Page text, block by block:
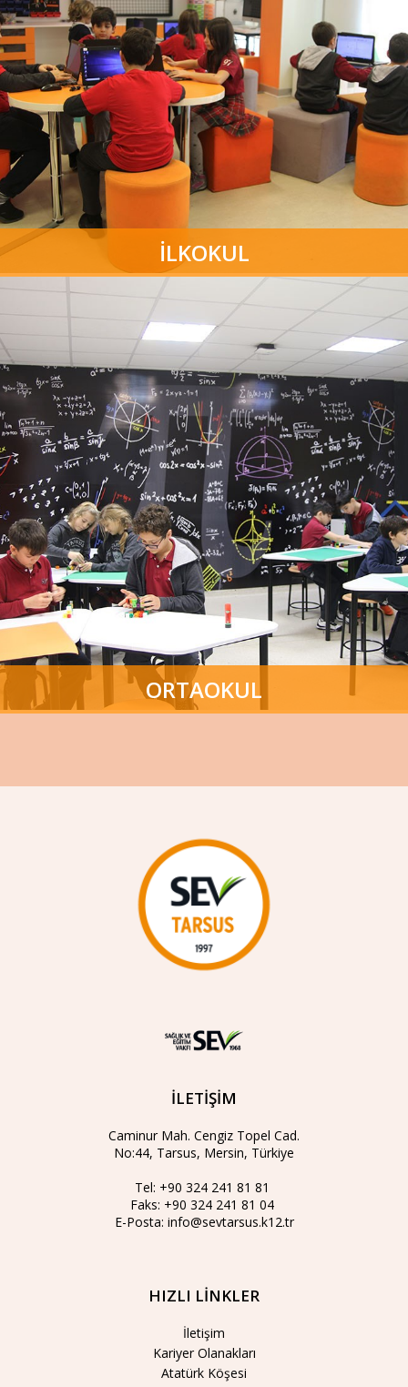
İLKOKUL
ORTAOKUL
İLETİŞİM
Caminur Mah. Cengiz Topel Cad.
No:44, Tarsus, Mersin, Türkiye
Tel: +90 324 241 81 81
Faks: +90 324 241 81 04
E-Posta: info@sevtarsus.k12.tr
HIZLI LİNKLER
İletişim
Kariyer Olanakları
Atatürk Köşesi